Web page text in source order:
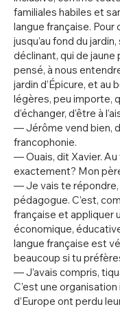
familiales habiles et
langue française. Pour
jusqu’au fond du
déclinant, qui de jaune
pensé, à nous
jardin d’Épicure, et au
légères, peu importe,
d’échanger, d’être à
— Jérôme vend bien,
francophonie.
— Ouais, dit Xavier. Au
exactement? Mon
— Je vais te répondre,
pédagogue. C’est,
française et appliquer
économique,
langue française est
beaucoup si tu
— J’avais compris,
C’est une
d’Europe ont perdu